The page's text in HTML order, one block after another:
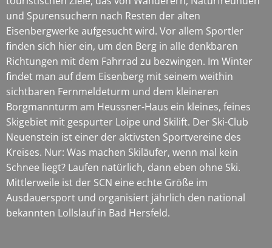
und Spurensuchern nach Resten der alten
Eisenbergwerke aufgesucht wird. Vor allem Sportler
finden sich hier ein, um den Berg in alle denkbaren
Richtungen mit dem Fahrrad zu bezwingen. Im Winter
findet man auf dem Eisenberg mit seinem weithin
sichtbaren Fernmeldeturm und dem kleineren
Borgmannturm am Heussner-Haus ein kleines, feines
Skigebiet mit gespurter Loipe und Skilift. Der Ski-Club
Neuenstein ist einer der aktivsten Sportvereine des
Kreises. Nur: Was machen Skiläufer, wenn mal kein
Schnee liegt? Laufen natürlich, dann eben ohne Ski.
Mittlerweile ist der SCN eine echte Größe im
Ausdauersport und organisiert jährlich den national
bekannten Lollslauf in Bad Hersfeld.